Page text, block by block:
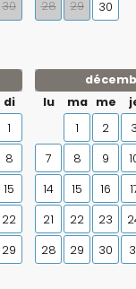
30
28
29 30
di
1
8
15
22
29
lu
ma me
1
2 3
7
8 9
14
15 16
21
22 23
28
29 30